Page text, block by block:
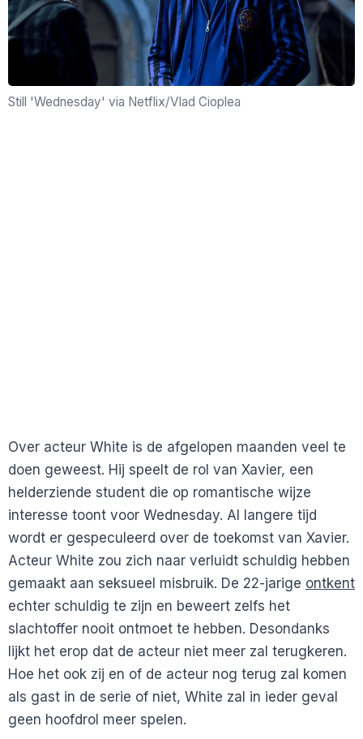
Still 'Wednesday' via Netflix/Vlad Cioplea
Over acteur White is de afgelopen maanden veel te
doen geweest. Hij speelt de rol van Xavier, een
helderziende student die op romantische wijze
interesse toont voor Wednesday. Al langere tijd
wordt er gespeculeerd over de toekomst van Xavier.
Acteur White zou zich naar verluidt schuldig hebben
gemaakt aan seksueel misbruik. De 22-jarige ontkent
echter schuldig te zijn en beweert zelfs het
slachtoffer nooit ontmoet te hebben. Desondanks
lijkt het erop dat de acteur niet meer zal terugkeren.
Hoe het ook zij en of de acteur nog terug zal komen
als gast in de serie of niet, White zal in ieder geval
geen hoofdrol meer spelen.